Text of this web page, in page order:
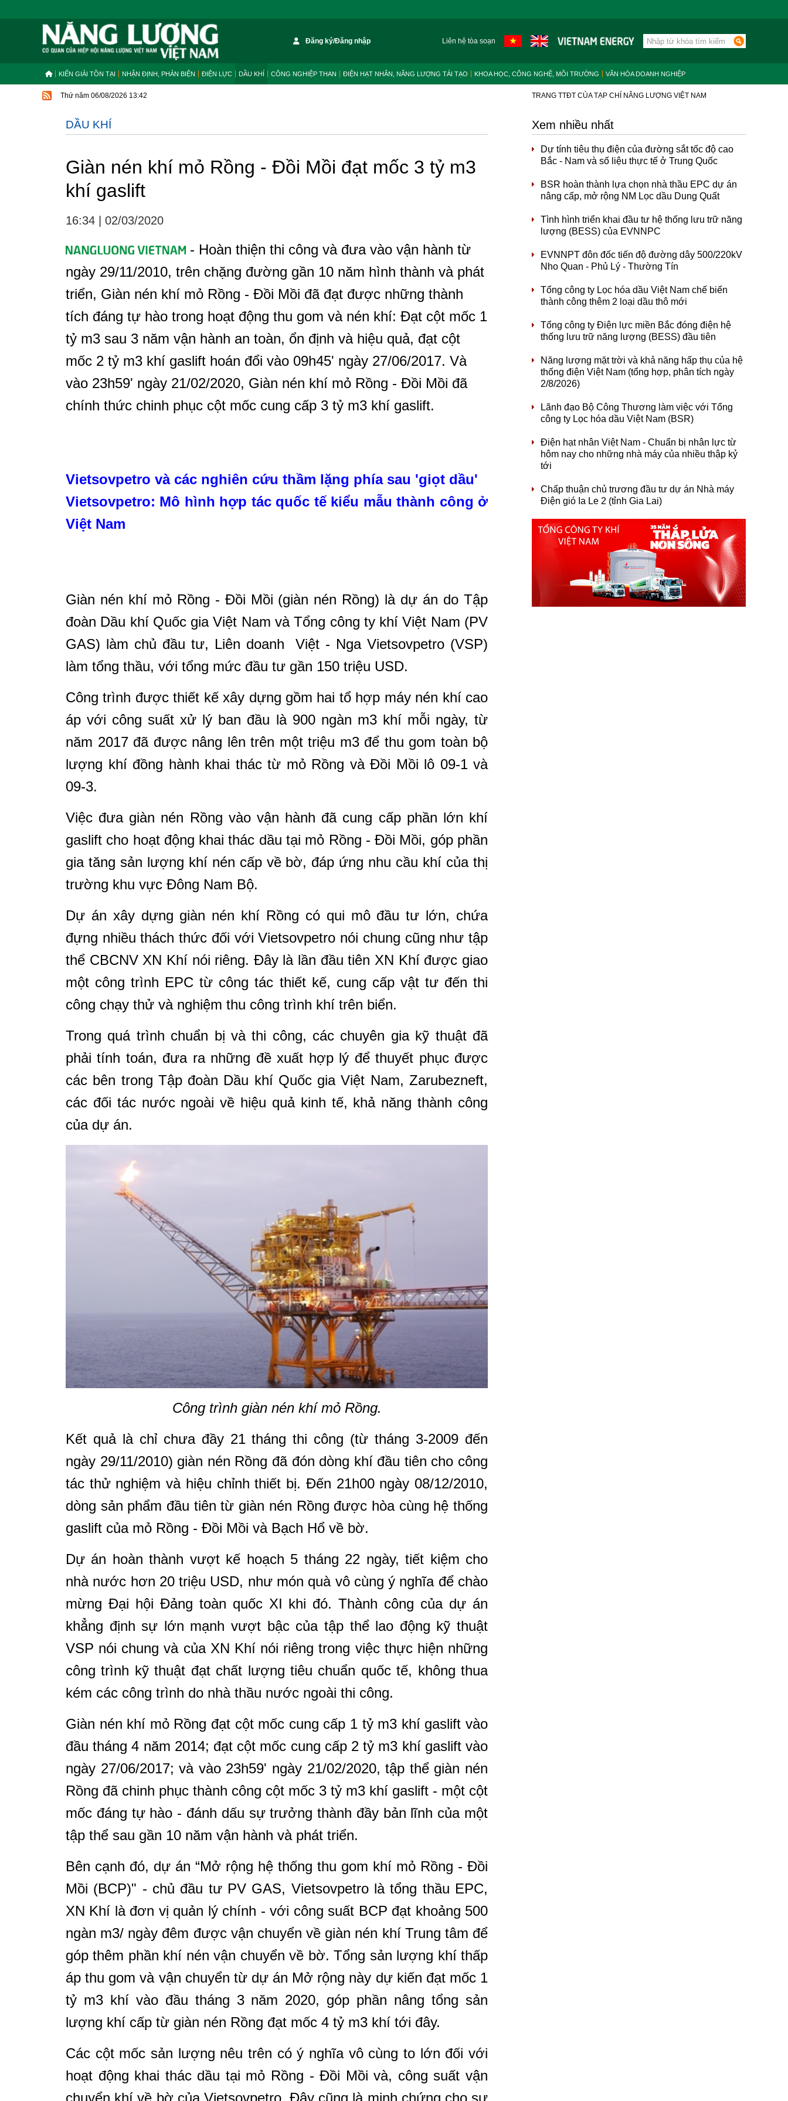
Đăng ký/Đăng nhập Liên hệ tòa soạn
KIẾN GIẢI TỒN TẠI NHẬN ĐỊNH, PHẢN BIỆN ĐIỆN LỰC DẦU KHÍ CÔNG NGHIỆP THAN ĐIỆN HẠT NHÂN, NĂNG LƯỢNG TÁI TẠO KHOA HỌC, CÔNG NGHỆ, MÔI TRƯỜNG VĂN HÓA DOANH NGHIỆP
Thứ năm 06/08/2026 13:42 TRANG TTĐT CỦA TẠP CHÍ NĂNG LƯỢNG VIỆT NAM
DẦU KHÍ
Giàn nén khí mỏ Rồng - Đồi Mồi đạt mốc 3 tỷ m3
khí gaslift
16:34 02/03/2020
- Hoàn thiện thi công và đưa vào vận hành từ
ngày 29/11/2010, trên chặng đường gần 10 năm hình thành và phát
triển, Giàn nén khí mỏ Rồng - Đồi Mồi đã đạt được những thành
tích đáng tự hào trong hoạt động thu gom và nén khí: Đạt cột mốc 1
tỷ m3 sau 3 năm vận hành an toàn, ổn định và hiệu quả, đạt cột
mốc 2 tỷ m3 khí gaslift hoán đổi vào 09h45' ngày 27/06/2017. Và
vào 23h59' ngày 21/02/2020, Giàn nén khí mỏ Rồng - Đồi Mồi đã
chính thức chinh phục cột mốc cung cấp 3 tỷ m3 khí gaslift.
Vietsovpetro và các nghiên cứu thầm lặng phía sau 'giọt dầu'
Vietsovpetro: Mô hình hợp tác quốc tế kiểu mẫu thành công ở
Việt Nam
Giàn nén khí mỏ Rồng - Đồi Mồi (giàn nén Rồng) là dự án do Tập
đoàn Dầu khí Quốc gia Việt Nam và Tổng công ty khí Việt Nam (PV
GAS) làm chủ đầu tư, Liên doanh Việt - Nga Vietsovpetro (VSP)
làm tổng thầu, với tổng mức đầu tư gần 150 triệu USD.
Công trình được thiết kế xây dựng gồm hai tổ hợp máy nén khí cao
áp với công suất xử lý ban đầu là 900 ngàn m3 khí mỗi ngày, từ
năm 2017 đã được nâng lên trên một triệu m3 để thu gom toàn bộ
lượng khí đồng hành khai thác từ mỏ Rồng và Đồi Mồi lô 09-1 và
09-3.
Việc đưa giàn nén Rồng vào vận hành đã cung cấp phần lớn khí
gaslift cho hoạt động khai thác dầu tại mỏ Rồng - Đồi Mồi, góp phần
gia tăng sản lượng khí nén cấp về bờ, đáp ứng nhu cầu khí của thị
trường khu vực Đông Nam Bộ.
Dự án xây dựng giàn nén khí Rồng có qui mô đầu tư lớn, chứa
đựng nhiều thách thức đối với Vietsovpetro nói chung cũng như tập
thể CBCNV XN Khí nói riêng. Đây là lần đầu tiên XN Khí được giao
một công trình EPC từ công tác thiết kế, cung cấp vật tư đến thi
công chạy thử và nghiệm thu công trình khí trên biển.
Trong quá trình chuẩn bị và thi công, các chuyên gia kỹ thuật đã
phải tính toán, đưa ra những đề xuất hợp lý để thuyết phục được
các bên trong Tập đoàn Dầu khí Quốc gia Việt Nam, Zarubezneft,
các đối tác nước ngoài về hiệu quả kinh tế, khả năng thành công
của dự án.
Công trình giàn nén khí mỏ Rồng.
Kết quả là chỉ chưa đầy 21 tháng thi công (từ tháng 3-2009 đến
ngày 29/11/2010) giàn nén Rồng đã đón dòng khí đầu tiên cho công
tác thử nghiệm và hiệu chỉnh thiết bị. Đến 21h00 ngày 08/12/2010,
dòng sản phẩm đầu tiên từ giàn nén Rồng được hòa cùng hệ thống
gaslift của mỏ Rồng - Đồi Mồi và Bạch Hổ về bờ.
Dự án hoàn thành vượt kế hoạch 5 tháng 22 ngày, tiết kiệm cho
nhà nước hơn 20 triệu USD, như món quà vô cùng ý nghĩa để chào
mừng Đại hội Đảng toàn quốc XI khi đó. Thành công của dự án
khẳng định sự lớn mạnh vượt bậc của tập thể lao động kỹ thuật
VSP nói chung và của XN Khí nói riêng trong việc thực hiện những
công trình kỹ thuật đạt chất lượng tiêu chuẩn quốc tế, không thua
kém các công trình do nhà thầu nước ngoài thi công.
Giàn nén khí mỏ Rồng đạt cột mốc cung cấp 1 tỷ m3 khí gaslift vào
đầu tháng 4 năm 2014; đạt cột mốc cung cấp 2 tỷ m3 khí gaslift vào
ngày 27/06/2017; và vào 23h59' ngày 21/02/2020, tập thể giàn nén
Rồng đã chinh phục thành công cột mốc 3 tỷ m3 khí gaslift - một cột
mốc đáng tự hào - đánh dấu sự trưởng thành đầy bản lĩnh của một
tập thể sau gần 10 năm vận hành và phát triển.
Bên cạnh đó, dự án “Mở rộng hệ thống thu gom khí mỏ Rồng - Đồi
Mồi (BCP)" - chủ đầu tư PV GAS, Vietsovpetro là tổng thầu EPC,
XN Khí là đơn vị quản lý chính - với công suất BCP đạt khoảng 500
ngàn m3/ ngày đêm được vận chuyển về giàn nén khí Trung tâm để
góp thêm phần khí nén vận chuyển về bờ. Tổng sản lượng khí thấp
áp thu gom và vận chuyển từ dự án Mở rộng này dự kiến đạt mốc 1
tỷ m3 khí vào đầu tháng 3 năm 2020, góp phần nâng tổng sản
lượng khí cấp từ giàn nén Rồng đạt mốc 4 tỷ m3 khí tới đây.
Các cột mốc sản lượng nêu trên có ý nghĩa vô cùng to lớn đối với
hoạt động khai thác dầu tại mỏ Rồng - Đồi Mồi và, công suất vận
chuyển khí về bờ của Vietsovpetro. Đây cũng là minh chứng cho sự
Xem nhiều nhất
Dự tính tiêu thụ điện của đường sắt tốc độ cao
Bắc - Nam và số liệu thực tế ở Trung Quốc
BSR hoàn thành lựa chọn nhà thầu EPC dự án
nâng cấp, mở rộng NM Lọc dầu Dung Quất
Tình hình triển khai đầu tư hệ thống lưu trữ năng
lượng (BESS) của EVNNPC
EVNNPT đôn đốc tiến độ đường dây 500/220kV
Nho Quan - Phủ Lý - Thường Tín
Tổng công ty Lọc hóa dầu Việt Nam chế biến
thành công thêm 2 loại dầu thô mới
Tổng công ty Điện lực miền Bắc đóng điện hệ
thống lưu trữ năng lượng (BESS) đầu tiên
Năng lượng mặt trời và khả năng hấp thụ của hệ
thống điện Việt Nam (tổng hợp, phân tích ngày
2/8/2026)
Lãnh đạo Bộ Công Thương làm việc với Tổng
công ty Lọc hóa dầu Việt Nam (BSR)
Điện hạt nhân Việt Nam - Chuẩn bị nhân lực từ
hôm nay cho những nhà máy của nhiều thập kỷ
tới
Chấp thuận chủ trương đầu tư dự án Nhà máy
Điện gió Ia Le 2 (tỉnh Gia Lai)